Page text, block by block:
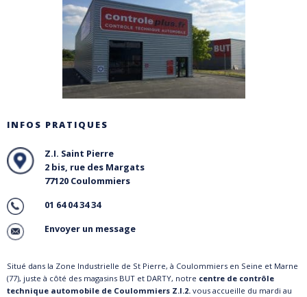
INFOS PRATIQUES
Z.I. Saint Pierre
2 bis, rue des Margats
77120 Coulommiers
01 64 04 34 34
Envoyer un message
Situé dans la Zone Industrielle de St Pierre, à Coulommiers en Seine et Marne
(77), juste à côté des magasins BUT et DARTY, notre centre de contrôle
technique automobile de Coulommiers Z.I.2. vous accueille du mardi au